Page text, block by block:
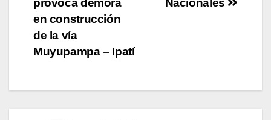
Nacionales
provoca demora
en construcción
de la vía
Muyupampa – Ipatí